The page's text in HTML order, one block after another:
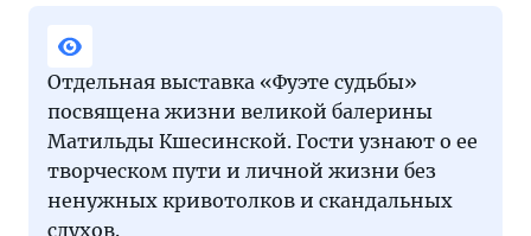
Отдельная выставка «Фуэте судьбы»
посвящена жизни великой балерины
Матильды Кшесинской. Гости узнают о ее
творческом пути и личной жизни без
ненужных кривотолков и скандальных
слухов.